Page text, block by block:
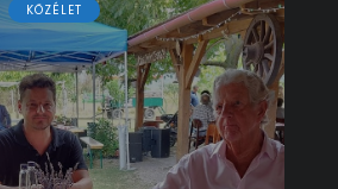
KÖZÉLET